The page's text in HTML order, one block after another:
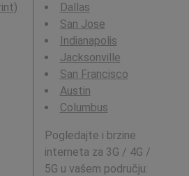
Dallas
San Jose
Indianapolis
Jacksonville
San Francisco
Austin
Columbus
Pogledajte i brzine
interneta za 3G / 4G /
5G u vašem području: